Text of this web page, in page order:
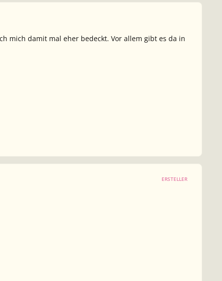
mich damit mal eher bedeckt. Vor allem gibt es da in
ERSTELLER